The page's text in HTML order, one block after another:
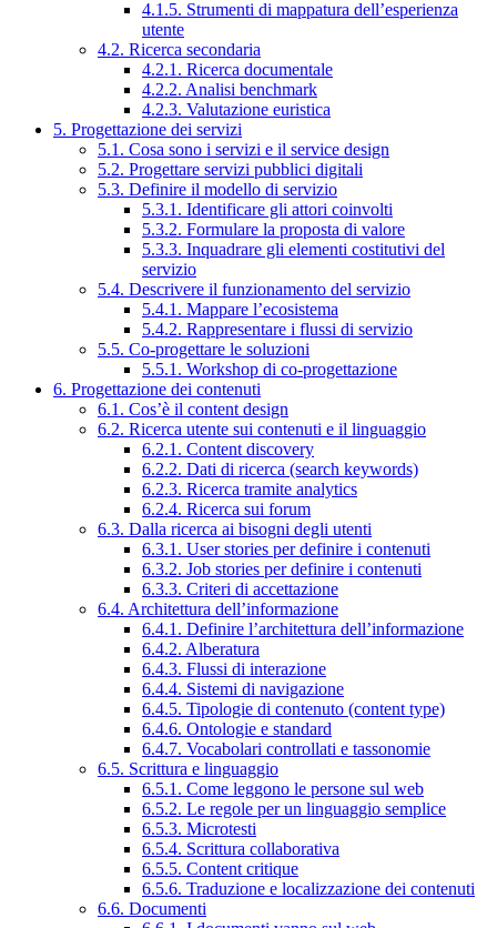
4.1.5. Strumenti di mappatura dell’esperienza
utente
4.2. Ricerca secondaria
4.2.1. Ricerca documentale
4.2.2. Analisi benchmark
4.2.3. Valutazione euristica
5. Progettazione dei servizi
5.1. Cosa sono i servizi e il service design
5.2. Progettare servizi pubblici digitali
5.3. Definire il modello di servizio
5.3.1. Identificare gli attori coinvolti
5.3.2. Formulare la proposta di valore
5.3.3. Inquadrare gli elementi costitutivi del
servizio
5.4. Descrivere il funzionamento del servizio
5.4.1. Mappare l’ecosistema
5.4.2. Rappresentare i flussi di servizio
5.5. Co-progettare le soluzioni
5.5.1. Workshop di co-progettazione
6. Progettazione dei contenuti
6.1. Cos’è il content design
6.2. Ricerca utente sui contenuti e il linguaggio
6.2.1. Content discovery
6.2.2. Dati di ricerca (search keywords)
6.2.3. Ricerca tramite analytics
6.2.4. Ricerca sui forum
6.3. Dalla ricerca ai bisogni degli utenti
6.3.1. User stories per definire i contenuti
6.3.2. Job stories per definire i contenuti
6.3.3. Criteri di accettazione
6.4. Architettura dell’informazione
6.4.1. Definire l’architettura dell’informazione
6.4.2. Alberatura
6.4.3. Flussi di interazione
6.4.4. Sistemi di navigazione
6.4.5. Tipologie di contenuto (content type)
6.4.6. Ontologie e standard
6.4.7. Vocabolari controllati e tassonomie
6.5. Scrittura e linguaggio
6.5.1. Come leggono le persone sul web
6.5.2. Le regole per un linguaggio semplice
6.5.3. Microtesti
6.5.4. Scrittura collaborativa
6.5.5. Content critique
6.5.6. Traduzione e localizzazione dei contenuti
6.6. Documenti